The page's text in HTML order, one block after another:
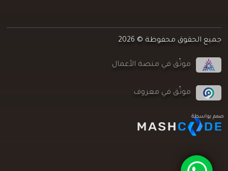
جميع الحقوق محفوظة © 2026
موثّق في منصة الأعمال
موثّق في معروف
صمم بواسطة